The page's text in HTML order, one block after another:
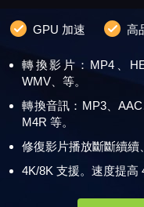
GPU 加速 高
轉換影片：MP4、
WMV、等。
轉換音訊：MP3、AAC
M4R 等。
修復影片播放斷斷續續
4K/8K 支援。速度提高